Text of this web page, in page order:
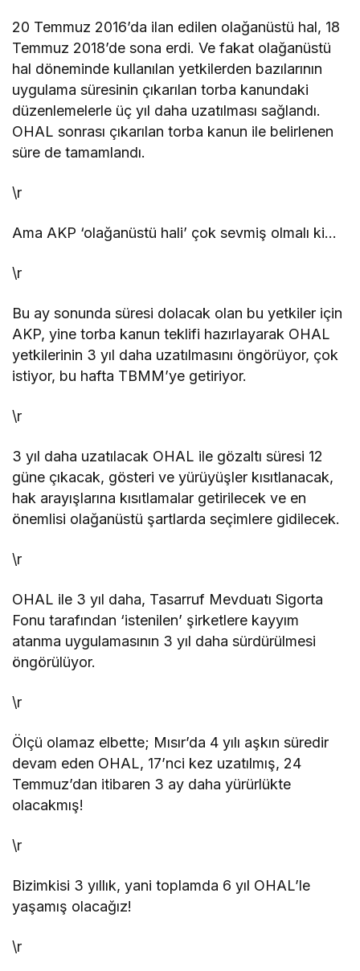
20 Temmuz 2016’da ilan edilen olağanüstü hal, 18
Temmuz 2018’de sona erdi. Ve fakat olağanüstü
hal döneminde kullanılan yetkilerden bazılarının
uygulama süresinin çıkarılan torba kanundaki
düzenlemelerle üç yıl daha uzatılması sağlandı.
OHAL sonrası çıkarılan torba kanun ile belirlenen
süre de tamamlandı.
\r
Ama AKP ‘olağanüstü hali’ çok sevmiş olmalı ki…
\r
Bu ay sonunda süresi dolacak olan bu yetkiler için
AKP, yine torba kanun teklifi hazırlayarak OHAL
yetkilerinin 3 yıl daha uzatılmasını öngörüyor, çok
istiyor, bu hafta TBMM’ye getiriyor.
\r
3 yıl daha uzatılacak OHAL ile gözaltı süresi 12
güne çıkacak, gösteri ve yürüyüşler kısıtlanacak,
hak arayışlarına kısıtlamalar getirilecek ve en
önemlisi olağanüstü şartlarda seçimlere gidilecek.
\r
OHAL ile 3 yıl daha, Tasarruf Mevduatı Sigorta
Fonu tarafından ‘istenilen’ şirketlere kayyım
atanma uygulamasının 3 yıl daha sürdürülmesi
öngörülüyor.
\r
Ölçü olamaz elbette; Mısır’da 4 yılı aşkın süredir
devam eden OHAL, 17’nci kez uzatılmış, 24
Temmuz’dan itibaren 3 ay daha yürürlükte
olacakmış!
\r
Bizimkisi 3 yıllık, yani toplamda 6 yıl OHAL’le
yaşamış olacağız!
\r